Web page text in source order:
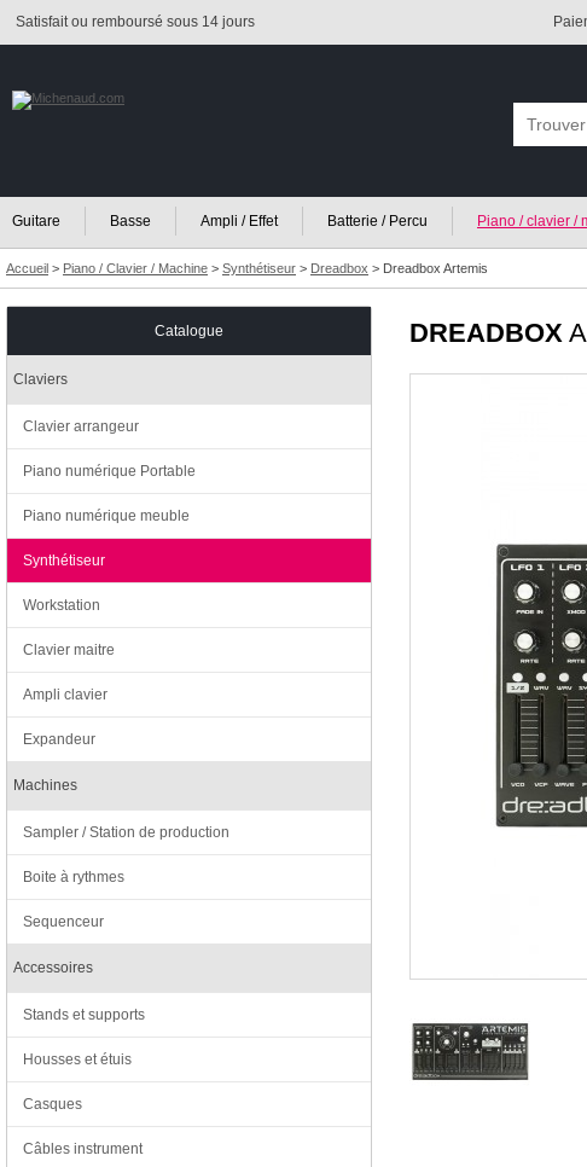
Satisfait ou remboursé sous 14 jours
Guitare Basse Ampli / Effet Batterie / Percu Piano / clavier /
Accueil > Piano / Clavier / Machine > Synthétiseur > Dreadbox > Dreadbox Artemis
DREADBOX
Catalogue
Claviers
Clavier arrangeur
Piano numérique Portable
Piano numérique meuble
Synthétiseur
Workstation
Clavier maitre
Ampli clavier
Expandeur
Machines
Sampler / Station de production
Boite à rythmes
Sequenceur
Accessoires
Stands et supports
Housses et étuis
Casques
Câbles instrument